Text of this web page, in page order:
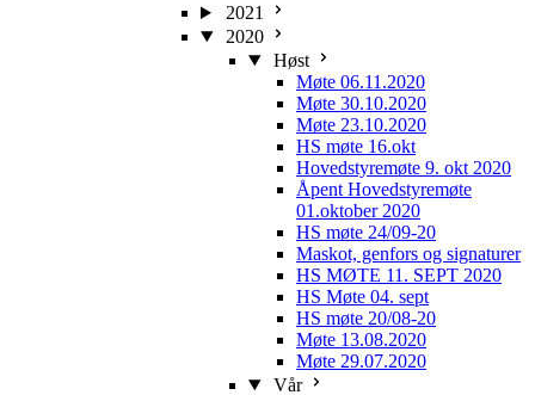
2021
2020
Høst
Møte 06.11.2020
Møte 30.10.2020
Møte 23.10.2020
HS møte 16.okt
Hovedstyremøte 9. okt 2020
Åpent Hovedstyremøte
01.oktober 2020
HS møte 24/09-20
Maskot, genfors og signaturer
HS MØTE 11. SEPT 2020
HS Møte 04. sept
HS møte 20/08-20
Møte 13.08.2020
Møte 29.07.2020
Vår